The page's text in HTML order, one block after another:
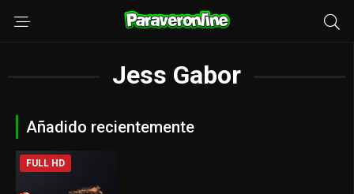
Jess Gabor
Añadido recientemente
FULL HD